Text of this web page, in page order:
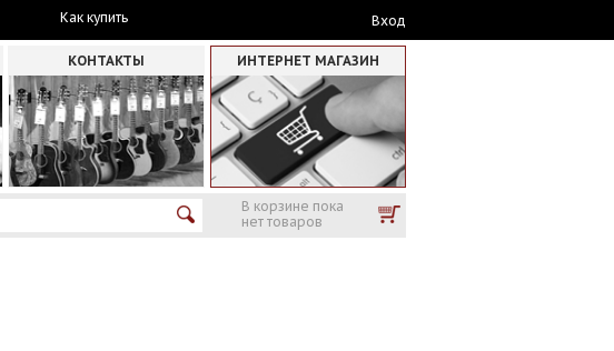
Как купить Вход
КОНТАКТЫ ИНТЕРНЕТ МАГАЗИН
В корзине пока
нет товаров